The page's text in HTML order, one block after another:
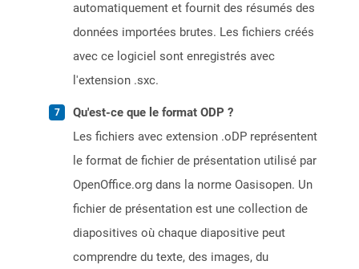
automatiquement et fournit des résumés des
données importées brutes. Les fichiers créés
avec ce logiciel sont enregistrés avec
l'extension .sxc.
Qu'est-ce que le format ODP ?
Les fichiers avec extension .oDP représentent
le format de fichier de présentation utilisé par
OpenOffice.org dans la norme Oasisopen. Un
fichier de présentation est une collection de
diapositives où chaque diapositive peut
comprendre du texte, des images, du